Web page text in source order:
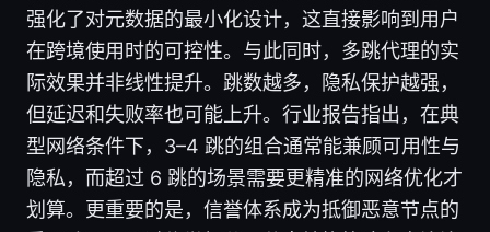
强化了对元数据的最小化设计，这直接影响到用户
在跨境使用时的可控性。与此同时，多跳代理的实
际效果并非线性提升。跳数越多，隐私保护越强，
但延迟和失败率也可能上升。行业报告指出，在典
型网络条件下，3–4 跳的组合通常能兼顾可用性与
隐私，而超过 6 跳的场景需要更精准的网络优化才
划算。更重要的是，信誉体系成为抵御恶意节点的